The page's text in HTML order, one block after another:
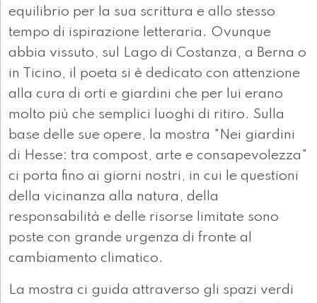
equilibrio per la sua scrittura e allo stesso
tempo di ispirazione letteraria. Ovunque
abbia vissuto, sul Lago di Costanza, a Berna o
in Ticino, il poeta si è dedicato con attenzione
alla cura di orti e giardini che per lui erano
molto più che semplici luoghi di ritiro. Sulla
base delle sue opere, la mostra "Nei giardini
di Hesse: tra compost, arte e consapevolezza"
ci porta fino ai giorni nostri, in cui le questioni
della vicinanza alla natura, della
responsabilità e delle risorse limitate sono
poste con grande urgenza di fronte al
cambiamento climatico.
La mostra ci guida attraverso gli spazi verdi